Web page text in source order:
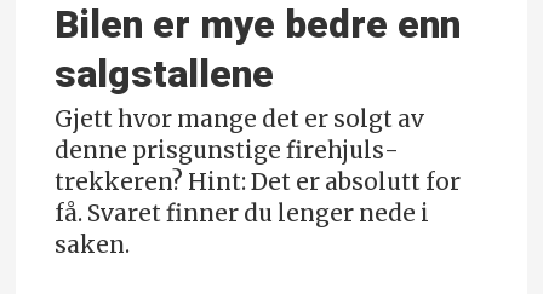
Bilen er mye bedre enn
salgstallene
Gjett hvor mange det er solgt av
denne prisgunstige firehjuls­
trekkeren? Hint: Det er absolutt for
få. Svaret finner du lenger nede i
saken.